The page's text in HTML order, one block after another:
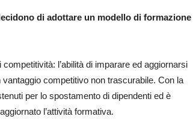
di adottare un modello di formazione
l’abilità di imparare ed aggiornarsi
competitivo non trascurabile. Con la
per lo spostamento di dipendenti ed è
l’attività formativa.